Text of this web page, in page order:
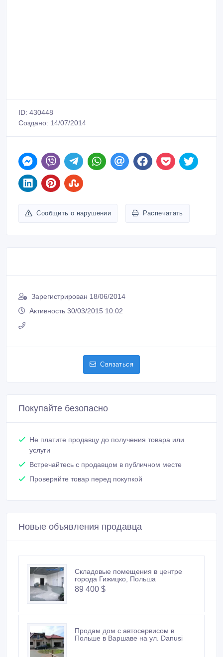
ID: 430448
Создано: 14/07/2014
Сообщить о нарушении Распечатать
Зарегистрирован 18/06/2014
Активность 30/03/2015 10:02
Связаться
Покупайте безопасно
Не платите продавцу до получения товара или
услуги
Встречайтесь с продавцом в публичном месте
Проверяйте товар перед покупкой
Новые объявления продавца
Складовые помещения в центре
города Гижицко, Польша
89 400 $
Продам дом с автосервисом в
Польше в Варшаве на ул. Danusi